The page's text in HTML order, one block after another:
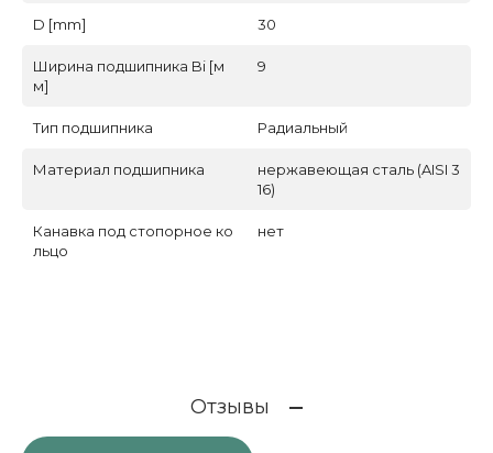
D [mm] 30
Ширина подшипника Bi [м
м]
9
Тип подшипника Радиальный
Материал подшипника
нержавеющая сталь (AISI 3
16)
Канавка под стопорное ко
льцо
нет
Отзывы